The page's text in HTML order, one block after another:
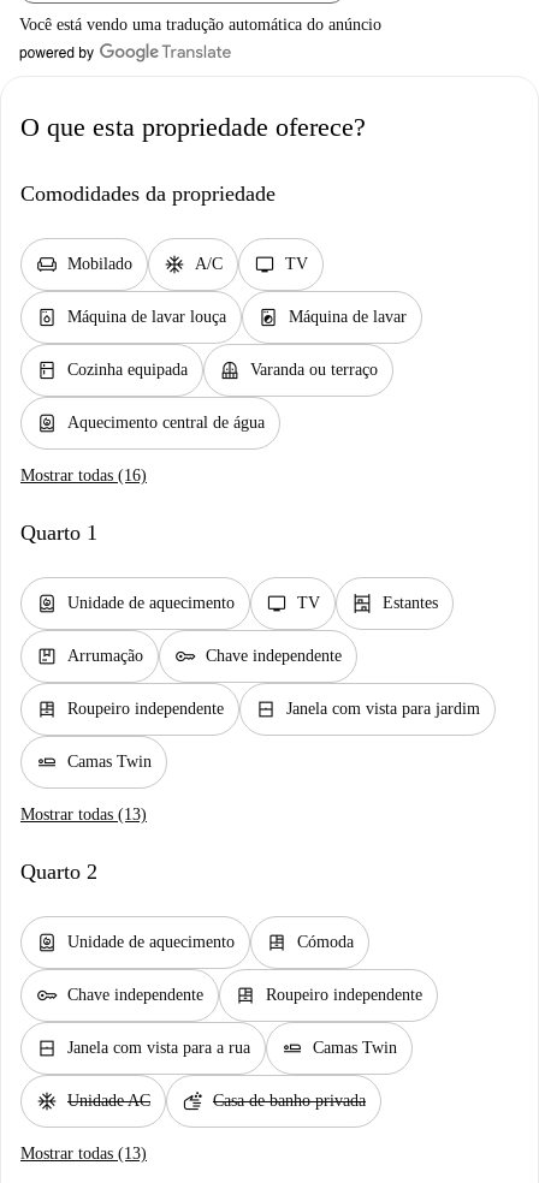
Você está vendo uma tradução automática do anúncio
O que esta propriedade oferece?
Comodidades da propriedade
chair Mobilado ac_unit A/C tv TV
dishwasher_gen Máquina de lavar louça local_laundry_service Máquina de lavar
kitchen Cozinha equipada balcony Varanda ou terraço
water_heater Aquecimento central de água
Mostrar todas (16)
Quarto 1
water_heater Unidade de aquecimento tv TV shelves Estantes
package Arrumação key Chave independente
dresser Roupeiro independente window_closed Janela com vista para jardim
airline_seat_flat Camas Twin
Mostrar todas (13)
Quarto 2
water_heater Unidade de aquecimento dresser Cómoda
key Chave independente dresser Roupeiro independente
window_closed Janela com vista para a rua airline_seat_flat Camas Twin
ac_unit Unidade AC soap Casa de banho privada
Mostrar todas (13)